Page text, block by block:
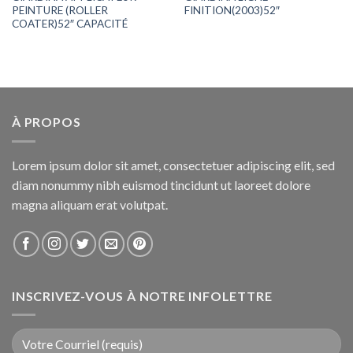
PEINTURE (ROLLER
COATER)52″ CAPACITÉ
FINITION(2003)52″
À PROPOS
Lorem ipsum dolor sit amet, consectetuer adipiscing elit, sed
diam nonummy nibh euismod tincidunt ut laoreet dolore
magna aliquam erat volutpat.
INSCRIVEZ-VOUS À NOTRE INFOLETTRE